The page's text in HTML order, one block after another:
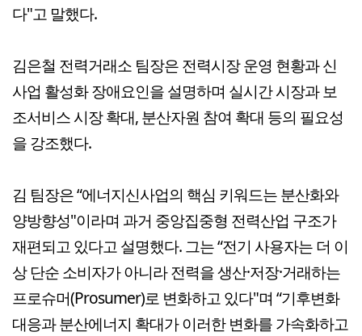
다"고 말했다.
김은철 전력거래소 팀장은 전력시장 운영 현황과 신
사업 활성화 장애요인을 설명하며 실시간 시장과 보
조서비스 시장 확대, 분산자원 참여 확대 등의 필요성
을 강조했다.
김 팀장은 “에너지신사업의 핵심 키워드는 분산화와
양방향성"이라며 과거 중앙집중형 전력산업 구조가
재편되고 있다고 설명했다. 그는 “전기 사용자는 더 이
상 단순 소비자가 아니라 전력을 생산·저장·거래하는
프로슈머(Prosumer)로 변화하고 있다"며 “기후변화
대응과 분산에너지 확대가 이러한 변화를 가속화하고